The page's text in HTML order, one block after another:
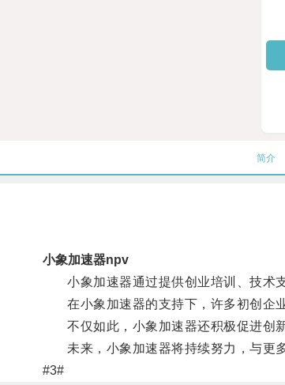
简介
小象加速器npv
小象加速器通过提供创业培训、技术支
在小象加速器的支持下，许多初创企业
不仅如此，小象加速器还积极促进创新
未来，小象加速器将持续努力，与更多
#3#